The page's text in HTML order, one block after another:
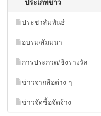
ประเภทข่าว
ประชาสัมพันธ์
อบรม/สัมมนา
การประกวด/ชิงรางวัล
ข่าวจากสือต่าง ๆ
ข่าวจัดซื้อจัดจ้าง